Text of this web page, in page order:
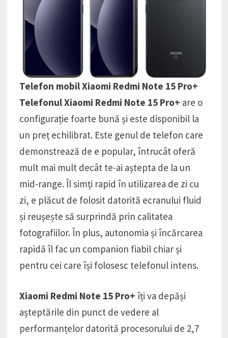
Telefon mobil Xiaomi Redmi Note 15 Pro+
Telefonul Xiaomi Redmi Note 15 Pro+ are o
configurație foarte bună și este disponibil la
un preț echilibrat. Este genul de telefon care
demonstrează de e popular, întrucât oferă
mult mai mult decât te-ai aștepta de la un
mid-range. Îl simți rapid în utilizarea de zi cu
zi, e plăcut de folosit datorită ecranului fluid
și reușește să surprindă prin calitatea
fotografiilor. În plus, autonomia și încărcarea
rapidă îl fac un companion fiabil chiar și
pentru cei care își folosesc telefonul intens.
Xiaomi Redmi Note 15 Pro+ îți va depăși
așteptările din punct de vedere al
performanțelor datorită procesorului de 2,7